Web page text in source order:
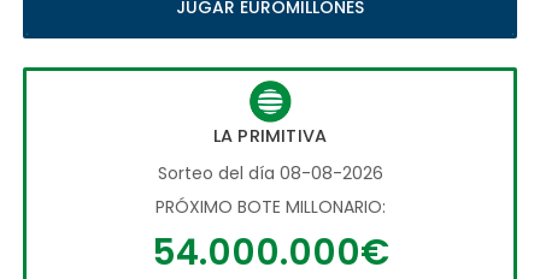
JUGAR EUROMILLONES
LA PRIMITIVA
Sorteo del día 08-08-2026
PRÓXIMO BOTE MILLONARIO:
54.000.000€